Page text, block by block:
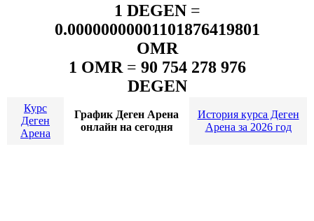
1 DEGEN=
0.00000000001101876419801
OMR
1 OMR = 90 754 278 976
DEGEN
Курс
Деген
Арена
График Деген Арена
онлайн на сегодня
История курса Деген
Арена за 2026 год